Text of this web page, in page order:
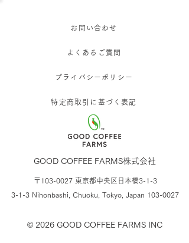
お問い合わせ
よくあるご質問
プライバシーポリシー
特定商取引に基づく表記
GOOD COFFEE FARMS株式会社
〒103-0027 東京都中央区日本橋3-1-3
3-1-3 Nihonbashi, Chuoku, Tokyo,
Japan 103-0027
© 2026GOOD COFFEE FARMS INC